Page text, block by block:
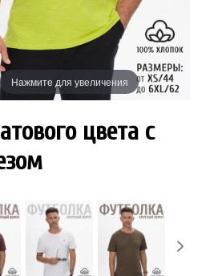
Нажмите для увеличения
цвета с